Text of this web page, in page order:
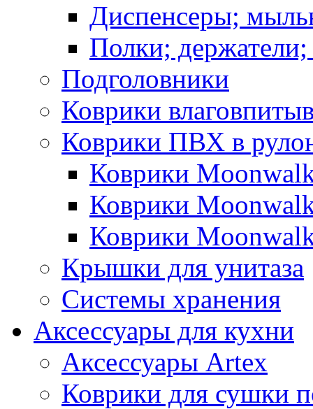
Диспенсеры;
Полки;
Подголовники
Коврики
Коврики ПВХ в
Коврики
Коврики
Коврики
Крышки для унитаза
Системы хранения
Аксессуары для кухни
Аксессуары Artex
Коврики для сушки